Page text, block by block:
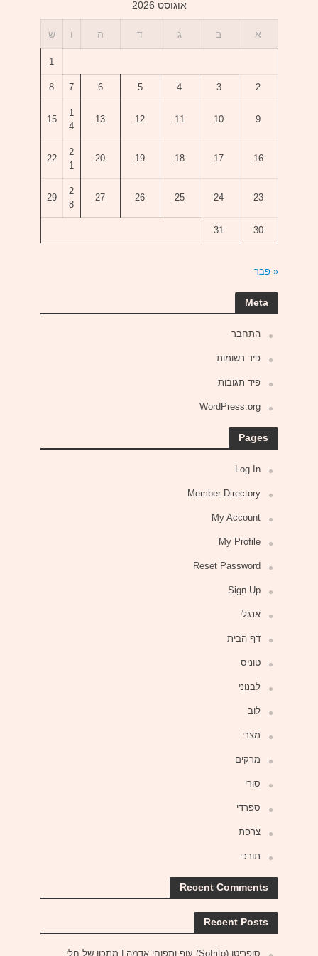
אוגוסט 2026
א ב ג ד ה ו ש
1
2
3
4
5
6
7
8
9
10
11
12
13
1
4
15
16
17
18
19
20
2
1
22
23
24
25
26
27
2
8
29
30
31
« פבר
Meta
התחבר
פיד רשומות
פיד תגובות
WordPress.org
Pages
Log In
Member Directory
My Account
My Profile
Reset Password
Sign Up
אנגלי
דף הבית
טוניס
לבנוני
לוב
מצרי
מרקים
סורי
ספרדי
צרפת
תורכי
Recent Comments
Recent Posts
סופריטו (Sofrito) עוף ותפוחי אדמה | מתכון של חלי